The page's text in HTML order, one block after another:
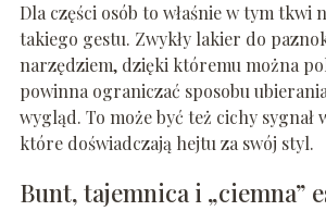
Dla części osób to właśnie w tym tkwi
takiego gestu. Zwykły lakier do
narzędziem, dzięki któremu można
powinna ograniczać sposobu
wygląd. To może być też cichy sygnał
które doświadczają hejtu za swój styl.
Bunt, tajemnica i „ciemna”